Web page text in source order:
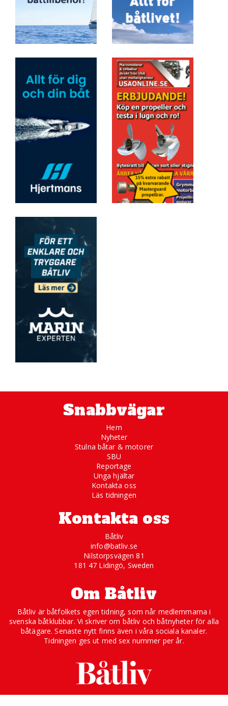
Snabbvägar
Hem
Nyheter
Stulna båtar & motorer
SBU
Reportage
Unga hjältar
Kontakta oss
Läs tidningen
Kontakta oss
Båtliv
info@batliv.se
Nilstorpsvägen 81
181 47 Lidingö, Sweden
Om Båtliv
Båtliv är båtfolkets egen tidning, som når medlemmarna i
svenska båtklubbar. Vi skriver om båtliv och båtnyheter för alla
båtägare. Senaste nytt finns även i våra sociala kanaler.
Tidningen ges ut med sex nummer per år.